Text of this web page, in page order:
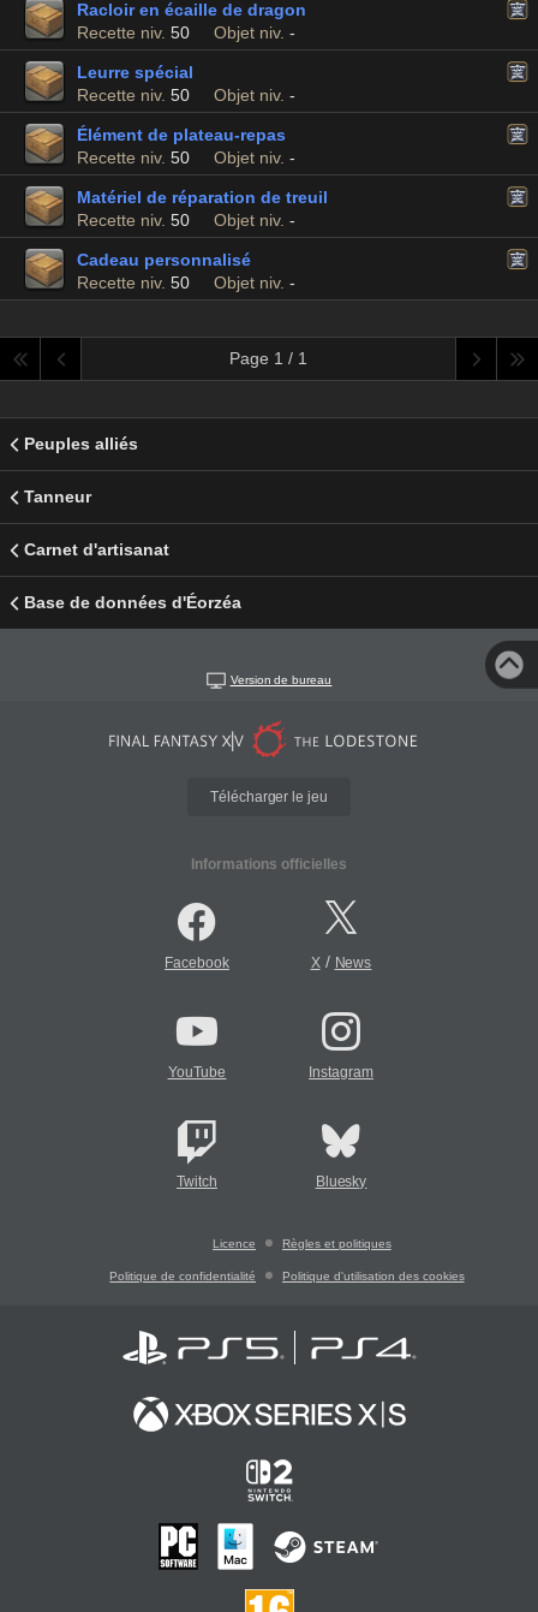
Racloir en écaille de dragon
Recette niv. 50 Objet niv. -
Leurre spécial
Recette niv. 50 Objet niv. -
Élément de plateau-repas
Recette niv. 50 Objet niv. -
Matériel de réparation de treuil
Recette niv. 50 Objet niv. -
Cadeau personnalisé
Recette niv. 50 Objet niv. -
Page 1 / 1
Peuples alliés
Tanneur
Carnet d'artisanat
Base de données d'Éorzéa
Version de bureau
Télécharger le jeu
Informations officielles
Facebook X/ News
YouTube Instagram
Twitch Bluesky
Licence Règles et politiques
Politique de confidentialité Politique d'utilisation des cookies